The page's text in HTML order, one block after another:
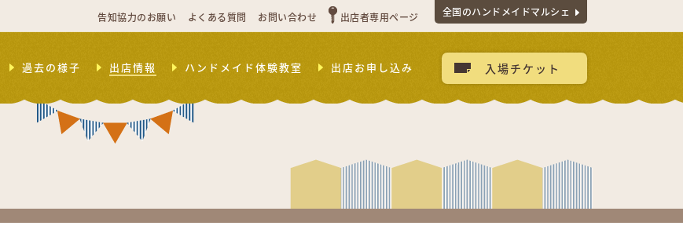
告知協力のお願い よくある質問 お問い合わせ 出店者専用ページ 全国のハンドメイドマルシェ
過去の様子 出店情報 ハンドメイド体験教室 出店お申し込み 入場チケット